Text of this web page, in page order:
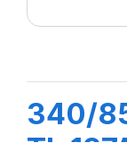
340/